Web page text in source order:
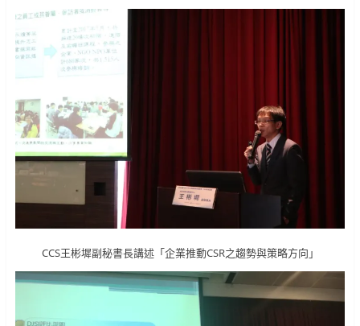
CCS王彬墀副秘書長講述「企業推動CSR之趨勢與策略方向」